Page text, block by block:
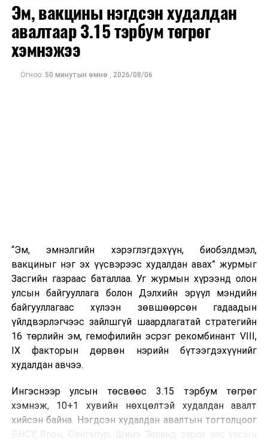
ДАРААХ МЭДЭЭ
Нийтийн тээврийн 4 чиглэлийг түр өөрчилнө
ӨМНӨХ МЭДЭЭ
УИХ: Энэ долоо хоногт чуулганы нэгдсэн
хуралдаанаар...
Эм, вакцины нэгдсэн худалдан
авалтаар 3.15 тэрбум төгрөг
хэмнэжээ
Огноо: 50 минутын өмнө 2026/08/06
“Эм, эмнэлгийн хэрэглэгдэхүүн, биобэлдмэл,
вакциныг нэг эх үүсвэрээс худалдан авах” журмыг
Засгийн газраас баталлаа. Уг журмын хүрээнд олон
улсын байгууллага болон Дэлхийн эрүүл мэндийн
байгууллагаас хүлээн зөвшөөрсөн гадаадын
үйлдвэрлэгчээс зайлшгүй шаардлагатай стратегийн
16 төрлийн эм, гемофилийн эсрэг рекомбинант VIII,
IX факторын дөрвөн нэрийн бүтээгдэхүүнийг
худалдан авчээ.
Ингэснээр улсын төсвөөс 3.15 тэрбум төгрөг
хэмнэж, 10+1 хувийн нөхцөлтэй худалдан авалт
хийсэн байна. Нэгдсэн худалдан авалтын тогтолцоог
БНСУ, Япон, Сингапур, Шинэ Зеланд зэрэг улс улсын